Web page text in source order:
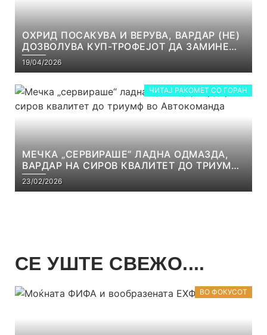
ОХРИД ПОСАКУВА И ВЕРУВА, ВАРДАР (НЕ)
ДОЗВОЛУВА КУП-ТРОФЕЈОТ ДА ЗАМИНЕ
ОД СКОПЈЕ
19/04/2026
ЧИТАЈ РАКОМЕТ СО ГОРАН
МЕЧКА „СЕРВИРАШЕ“ ЛАДНА ОДМАЗДА,
ВАРДАР НА СИРОВ КВАЛИТЕТ ДО ТРИУМФ
ВО АВТОКОМАНДА
23/02/2026
СЕ УШТЕ СВЕЖО....
ВО ФОКУСОТ